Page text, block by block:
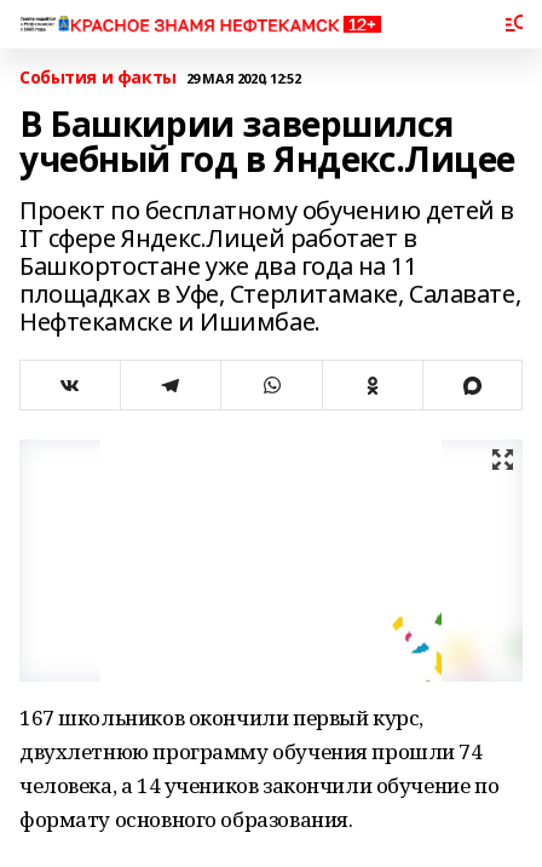
События и факты 29 МАЯ 2020, 12:52
В Башкирии завершился
учебный год в Яндекс.Лицее
Проект по бесплатному обучению детей в
IT сфере Яндекс.Лицей работает в
Башкортостане уже два года на 11
площадках в Уфе, Стерлитамаке, Салавате,
Нефтекамске и Ишимбае.
167 школьников окончили первый курс,
двухлетнюю программу обучения прошли 74
человека, а 14 учеников закончили обучение по
формату основного образования.